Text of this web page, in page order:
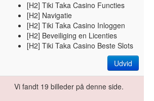
[H2] Tiki Taka Casino Functies
[H2] Navigatie
[H2] Tiki Taka Casino Inloggen
[H2] Beveiliging en Licenties
[H2] Tiki Taka Casino Beste Slots
Udvid
Vi fandt 19 billeder på denne side.